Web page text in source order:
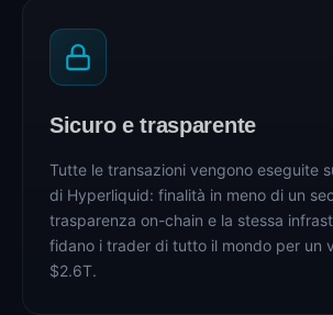
Sicuro e trasparente
Tutte le transazioni vengono eseguite
di Hyperliquid: finalità in meno di un
trasparenza on-chain e la stessa
fidano i trader di tutto il mondo per un
$2.6T.